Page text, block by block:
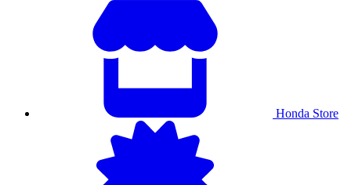
Honda Store